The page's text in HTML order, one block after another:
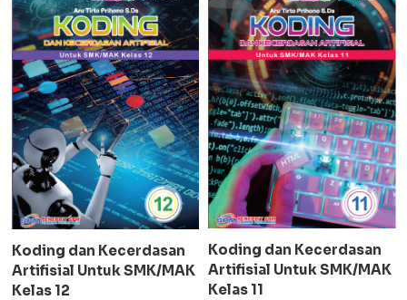
Koding dan Kecerdasan
Artifisial Untuk SMK/MAK
Kelas 12
Koding dan Kecerdasan
Artifisial Untuk SMK/MAK
Kelas 11